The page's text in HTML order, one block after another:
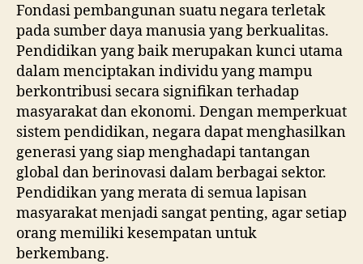
Fondasi pembangunan suatu negara terletak
pada sumber daya manusia yang berkualitas.
Pendidikan yang baik merupakan kunci utama
dalam menciptakan individu yang mampu
berkontribusi secara signifikan terhadap
masyarakat dan ekonomi. Dengan memperkuat
sistem pendidikan, negara dapat menghasilkan
generasi yang siap menghadapi tantangan
global dan berinovasi dalam berbagai sektor.
Pendidikan yang merata di semua lapisan
masyarakat menjadi sangat penting, agar setiap
orang memiliki kesempatan untuk
berkembang.